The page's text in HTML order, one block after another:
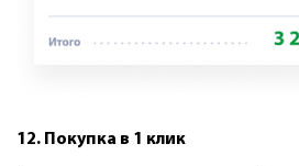
12. Покупка в 1 клик